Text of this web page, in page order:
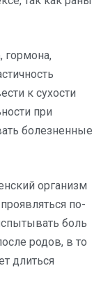
гормона,
к сухости
при
болезненные
организм
по-
боль
родов, в то
длиться